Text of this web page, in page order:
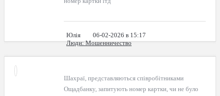
Юлія
06-02-2026 в 15:17
Люди: Мошенничество
Шахраї, представляються співробітниками
Ощадбанку, запитують номер картки, чи не було